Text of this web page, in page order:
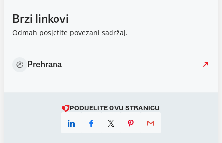
Brzi linkovi
Odmah posjetite povezani sadržaj.
Prehrana
PODIJELITE OVU STRANICU